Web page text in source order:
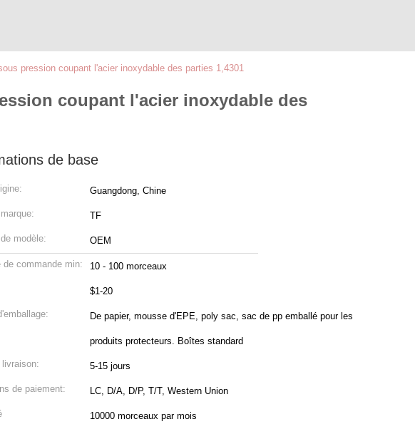
pression coupant l'acier inoxydable des parties 1,4301
coupant l'acier inoxydable des
de base
Guangdong, Chine
TF
modèle: OEM
de commande min: 10 - 100 morceaux
$1-20
De papier, mousse d'EPE, poly sac, sac de pp emballé pour les
produits protecteurs. Boîtes standard
livraison: 5-15 jours
de paiement: LC, D/A, D/P, T/T, Western Union
10000 morceaux par mois